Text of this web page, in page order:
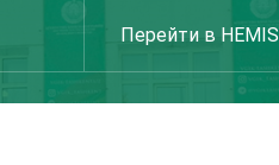
Перейти в HEMIS